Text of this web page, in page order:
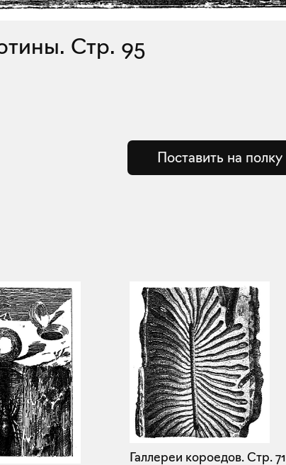
Стр. 95
Поставить на полку
Галлереи короедов. Стр. 71